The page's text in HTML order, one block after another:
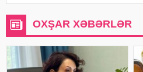
OXŞAR XƏBƏRLƏR